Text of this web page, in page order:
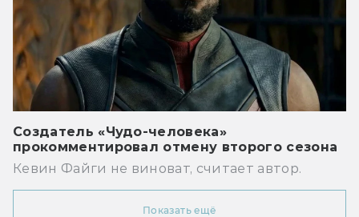
Создатель «Чудо-человека»
прокомментировал отмену второго сезона
Кевин Файги не виноват, считает автор.
Показать ещё